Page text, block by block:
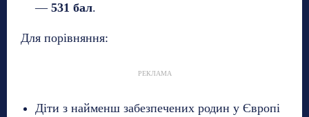
— 531 бал.
Для порівняння:
РЕКЛАМА
Діти з найменш забезпечених родин у Європі